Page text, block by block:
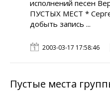
исполнений песен
ПУСТЫХ МЕСТ *
добыть запись ...
2003-03-17 17:58:46
Пустые места